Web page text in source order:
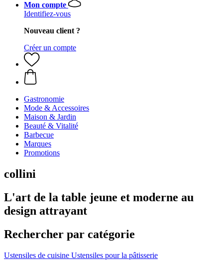
Mon compte
Identifiez-vous
Nouveau client ?
Créer un compte
Gastronomie
Mode & Accessoires
Maison & Jardin
Beauté & Vitalité
Barbecue
Marques
Promotions
collini
L'art de la table jeune et moderne au
design attrayant
Rechercher par catégorie
Ustensiles de cuisine Ustensiles pour la pâtisserie